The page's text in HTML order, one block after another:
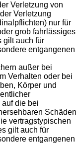
Verletzung von
Verletzung
nur für
grob fahrlässiges
gilt auch für
entgangenen
außer bei
Verhalten oder bei
Körper und
die bei
Schäden
vertragstypischen
gilt auch für
entgangenen